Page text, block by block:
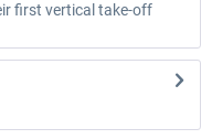
first vertical take-off